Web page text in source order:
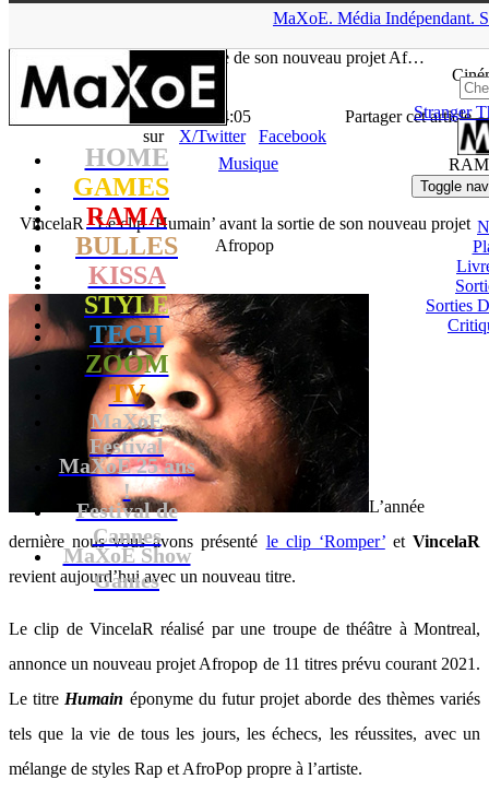
MaXoE. Média Indépendant.
HOME
GAMES
RAMA
BULLES
KISSA
STYLE
TECH
ZOOM
TV
MaXoE
Festival
MaXoE 25 ans
!
Festival de
Cannes
MaXoE Show
Games
Ciné
Stranger
Toggle
Sorties
‘Humain’ avant la sortie de son nouveau projet Af…
- 15.01.21, 14:05
Partager cet article
sur
X/Twitter
Facebook
Musique
VincelaR : Le clip ‘Humain’ avant la sortie de son nouveau projet
Afropop
L’année
dernière nous vous avons présenté le clip ‘Romper’etVincelaR
revient aujourd’hui avec un nouveau titre.
Le clip de VincelaR réalisé par une troupe de théâtre à Montreal,
annonce un nouveau projet Afropop de 11 titres prévu courant 2021.
Le titre Humain éponyme du futur projet aborde des thèmes variés
tels que la vie de tous les jours, les échecs, les réussites, avec un
mélange de styles Rap et AfroPop propre à l’artiste.